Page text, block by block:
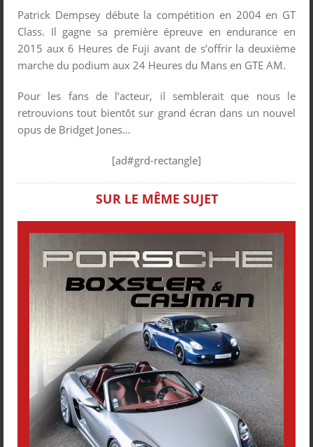
Patrick Dempsey débute la compétition en 2004 en GT
Class. Il gagne sa première épreuve en endurance en
2015 aux 6 Heures de Fuji avant de s’offrir la deuxième
marche du podium aux 24 Heures du Mans en GTE AM.
Pour les fans de l’acteur, il semblerait que nous le
retrouvions tout bientôt sur grand écran dans un nouvel
opus de Bridget Jones…
[ad#grd-rectangle]
SUR LE MÊME SUJET